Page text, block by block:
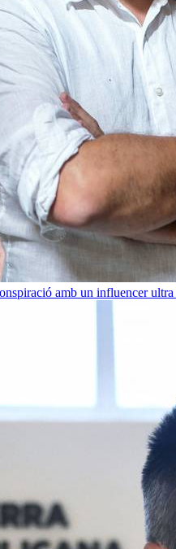
amb un influencer ultra